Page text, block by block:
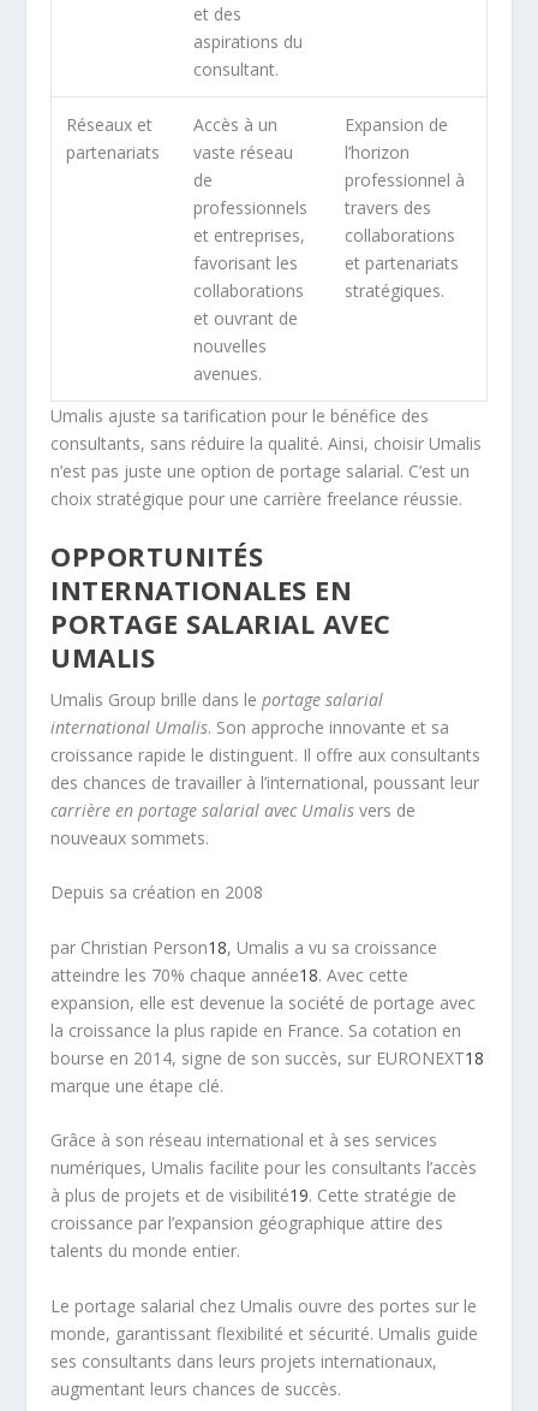
et des
aspirations du
consultant.
Réseaux et
partenariats
Accès à un
vaste réseau
de
professionnels
et entreprises,
favorisant les
collaborations
et ouvrant de
nouvelles
avenues.
Expansion de
l’horizon
professionnel à
travers des
collaborations
et partenariats
stratégiques.
Umalis ajuste sa tarification pour le bénéfice des
consultants, sans réduire la qualité. Ainsi, choisir Umalis
n’est pas juste une option de portage salarial. C’est un
choix stratégique pour une carrière freelance réussie.
OPPORTUNITÉS
INTERNATIONALES EN
PORTAGE SALARIAL AVEC
UMALIS
Umalis Group brille dans leportage salarial
international Umalis. Son approche innovante et sa
croissance rapide le distinguent. Il offre aux consultants
des chances de travailler à l’international, poussant leur
carrière en portage salarial avec Umalis vers de
nouveaux sommets.
Depuis sa création en 2008
par Christian Person18, Umalis a vu sa croissance
atteindre les 70% chaque année18. Avec cette
expansion, elle est devenue la société de portage avec
la croissance la plus rapide en France. Sa cotation en
bourse en 2014, signe de son succès, sur EURONEXT18
marque une étape clé.
Grâce à son réseau international et à ses services
numériques, Umalis facilite pour les consultants l’accès
à plus de projets et de visibilité19. Cette stratégie de
croissance par l’expansion géographique attire des
talents du monde entier.
Le portage salarial chez Umalis ouvre des portes sur le
monde, garantissant flexibilité et sécurité. Umalis guide
ses consultants dans leurs projets internationaux,
augmentant leurs chances de succès.